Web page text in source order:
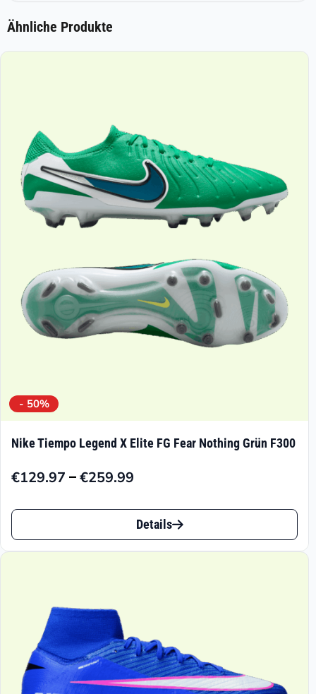
Ähnliche Produkte
- 50%
Nike Tiempo Legend X Elite FG Fear Nothing Grün F300
€129.97 –€259.99
Preisspanne:
€259.99
Dieses
Produkt
Varianten
Die
Optionen
Details